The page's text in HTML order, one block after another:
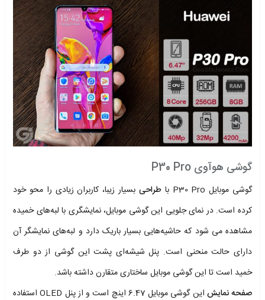
گوشی هوآوی P30 Pro
گوشی موبایل P30 Pro با طراحی بسیار زیبا، کاربران زیادی را محو خود
کرده است. در نمای جلویی این گوشی موبایل، نمایشگری با لبه‌های خمیده
مشاهده می شود که حاشیه‌هایی بسیار باریک دارد و لبه‌های نمایشگر آن
دارای حالت منحنی است. پنل شیشه‌ای پشت این گوشی از دو طرف
خمید است تا این گوشی موبایل ساختاری متقارن داشته باشد.
صفحه نمایش
این گوشی موبایل 6.47 اینچ است و از پنل OLED استفاده